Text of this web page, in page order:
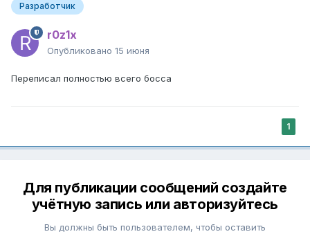
Разработчик
r0z1x
Опубликовано 15 июня
Переписал полностью всего босса
1
Для публикации сообщений создайте
учётную запись или авторизуйтесь
Вы должны быть пользователем, чтобы оставить